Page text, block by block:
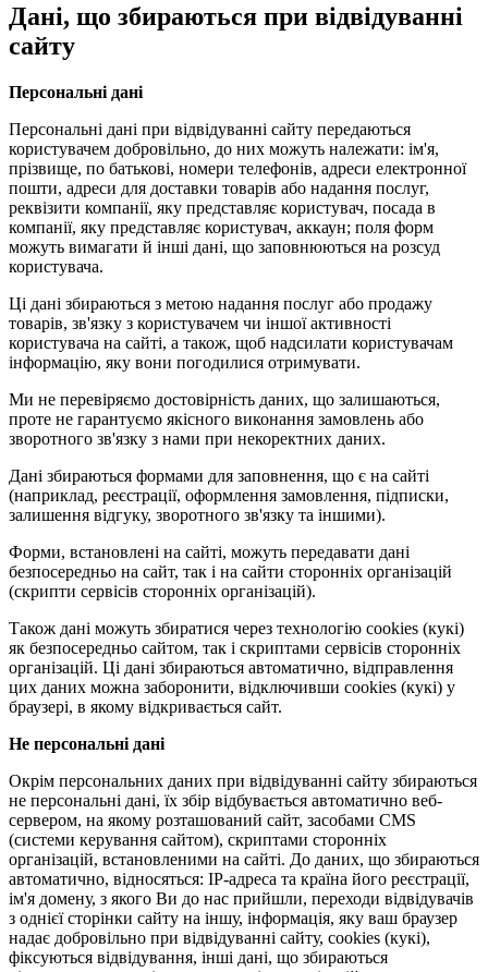
Дані, що збираються при відвідуванні
сайту
Персональні дані
Персональні дані при відвідуванні сайту передаються
користувачем добровільно, до них можуть належати: ім'я,
прізвище, по батькові, номери телефонів, адреси електронної
пошти, адреси для доставки товарів або надання послуг,
реквізити компанії, яку представляє користувач, посада в
компанії, яку представляє користувач, аккаун; поля форм
можуть вимагати й інші дані, що заповнюються на розсуд
користувача.
Ці дані збираються з метою надання послуг або продажу
товарів, зв'язку з користувачем чи іншої активності
користувача на сайті, а також, щоб надсилати користувачам
інформацію, яку вони погодилися отримувати.
Ми не перевіряємо достовірність даних, що залишаються,
проте не гарантуємо якісного виконання замовлень або
зворотного зв'язку з нами при некоректних даних.
Дані збираються формами для заповнення, що є на сайті
(наприклад, реєстрації, оформлення замовлення, підписки,
залишення відгуку, зворотного зв'язку та іншими).
Форми, встановлені на сайті, можуть передавати дані
безпосередньо на сайт, так і на сайти сторонніх організацій
(скрипти сервісів сторонніх організацій).
Також дані можуть збиратися через технологію cookies (кукі)
як безпосередньо сайтом, так і скриптами сервісів сторонніх
організацій. Ці дані збираються автоматично, відправлення
цих даних можна заборонити, відключивши cookies (кукі) у
браузері, в якому відкривається сайт.
Не персональні дані
Окрім персональних даних при відвідуванні сайту збираються
не персональні дані, їх збір відбувається автоматично веб-
сервером, на якому розташований сайт, засобами CMS
(системи керування сайтом), скриптами сторонніх
організацій, встановленими на сайті. До даних, що збираються
автоматично, відносяться: IP-адреса та країна його реєстрації,
ім'я домену, з якого Ви до нас прийшли, переходи відвідувачів
з однієї сторінки сайту на іншу, інформація, яку ваш браузер
надає добровільно при відвідуванні сайту, cookies (кукі),
фіксуються відвідування, інші дані, що збираються